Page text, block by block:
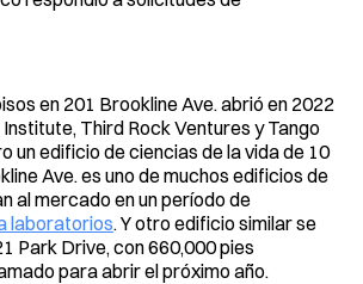
en 201 Brookline Ave. abrió en 2022
Third Rock Ventures y Tango
un edificio de ciencias de la vida de 10
Ave. es uno de muchos edificios de
al mercado en un período de
laboratorios. Y otro edificio similar se
Park Drive, con 660,000 pies
para abrir el próximo año.